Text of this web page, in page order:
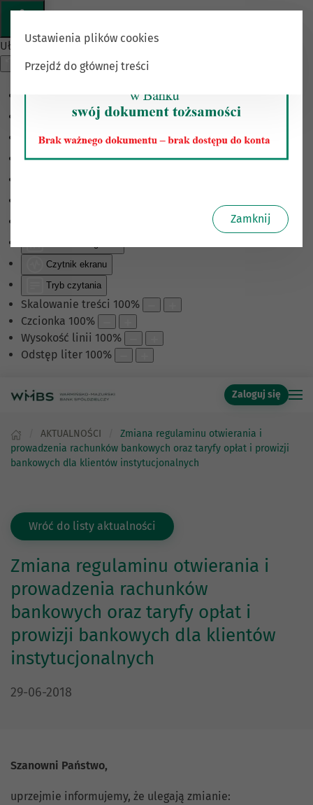
Ułatwienia dostępu
Monochromatyczny
Ciemny kontrast
Jasny kontrast
Czytnik ekranu
Tryb czytania
Skalowanie treści 100%
Czcionka 100%
Wysokość linii 100%
Odstęp liter 100%
Ustawienia plików cookies
Przejdź do głównej treści
Zaloguj się
AKTUALNOŚCI
Zmiana regulaminu otwierania i
prowadzenia rachunków bankowych oraz taryfy opłat i prowizji
bankowych dla klientów instytucjonalnych
Wróć do listy aktualności
Zmiana regulaminu otwierania i
prowadzenia rachunków
bankowych oraz taryfy opłat i
prowizji bankowych dla klientów
instytucjonalnych
DATA PUBLIKACJI:
29-06-2018
Szanowni Państwo,
uprzejmie informujemy, że ulegają zmianie:
Zamknij